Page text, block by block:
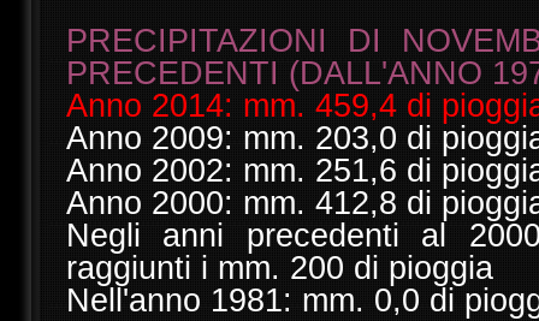
PRECIPITAZIONI DI
PRECEDENTI (DALL'ANNO
Anno 2014: mm. 459,4 di
Anno 2009: mm. 203,0 di
Anno 2002: mm. 251,6 di
Anno 2000: mm. 412,8 di
Negli anni precedenti al
raggiunti i mm. 200 di pioggia
Nell'anno 1981: mm. 0,0 di